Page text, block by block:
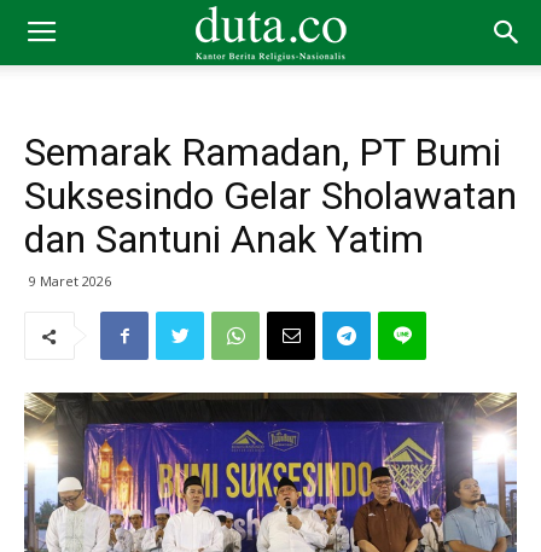
Semarak Ramadan, PT Bumi
Suksesindo Gelar Sholawatan
dan Santuni Anak Yatim
9 Maret 2026